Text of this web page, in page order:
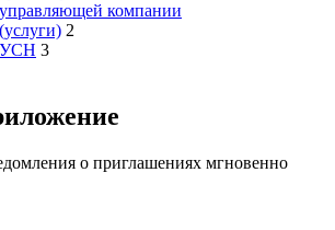
компании
2
УСН 3
о приглашениях мгновенно